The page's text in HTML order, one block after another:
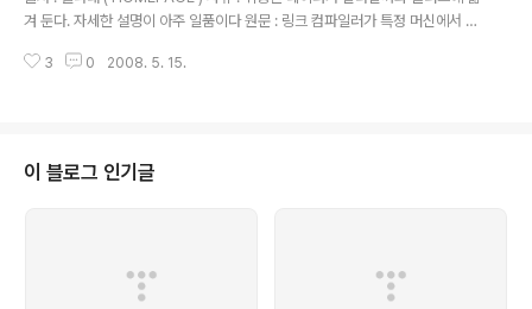
겨 둔다. 자세한 설명이 아주 일품이다 원문 : 링크 컴파일러가 특정 머신에서 기
te)로 입출력하는 경우가 많다. 이것은 시스템의 효율성을 가져오기 위해서 단
주변에 4 byte(32bit)의 데이터 공간을 같이 가져온다. 따라서 1 cycle당 32
bit 단위로 한번에 가져오게 되는 것이다. (항상 3..
3 0 2008. 5. 15.
이 블로그 인기글